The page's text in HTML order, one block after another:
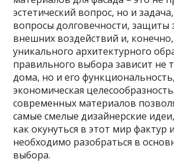
эстетический вопрос, но и
вопросы долговечности, защиты
внешних воздействий и,
уникального архитектурного
правильного выбора зависит не
дома, но и его
экономическая
современных материалов
самые смелые дизайнерские
как окунуться в этот мир фактур
необходимо разобраться в
выбора.